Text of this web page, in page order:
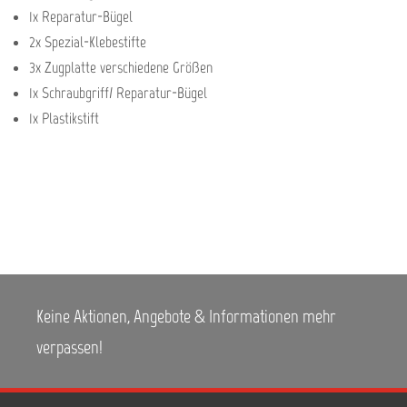
1x Reparatur-Bügel
2x Spezial-Klebestifte
3x Zugplatte verschiedene Größen
1x Schraubgriff/ Reparatur-Bügel
1x Plastikstift
Keine Aktionen, Angebote & Informationen mehr
verpassen!